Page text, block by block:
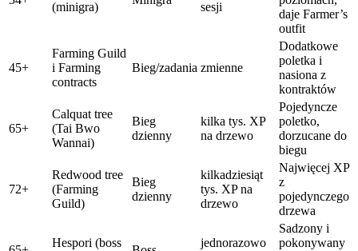
(minigra)
sesji
daje Farmer’s
outfit
45+
Farming Guild
i Farming
contracts
Bieg/zadania zmienne
Dodatkowe
poletka i
nasiona z
kontraktów
65+
Calquat tree
(Tai Bwo
Wannai)
Bieg
dzienny
kilka tys. XP
na drzewo
Pojedyncze
poletko,
dorzucane do
biegu
72+
Redwood tree
(Farming
Guild)
Bieg
dzienny
kilkadziesiąt
tys. XP na
drzewo
Najwięcej XP
z
pojedynczego
drzewa
Hespori (boss
jednorazowo
Sadzony i
pokonywany